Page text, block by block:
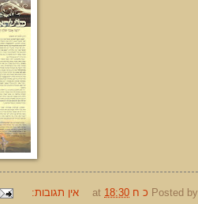
Posted by כ ח at 18:30
אין תגובות: